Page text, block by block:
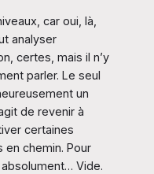
car oui, là,
analyser
certes, mais il n’y
parler. Le seul
un
de revenir à
certaines
chemin. Pour
Vide.